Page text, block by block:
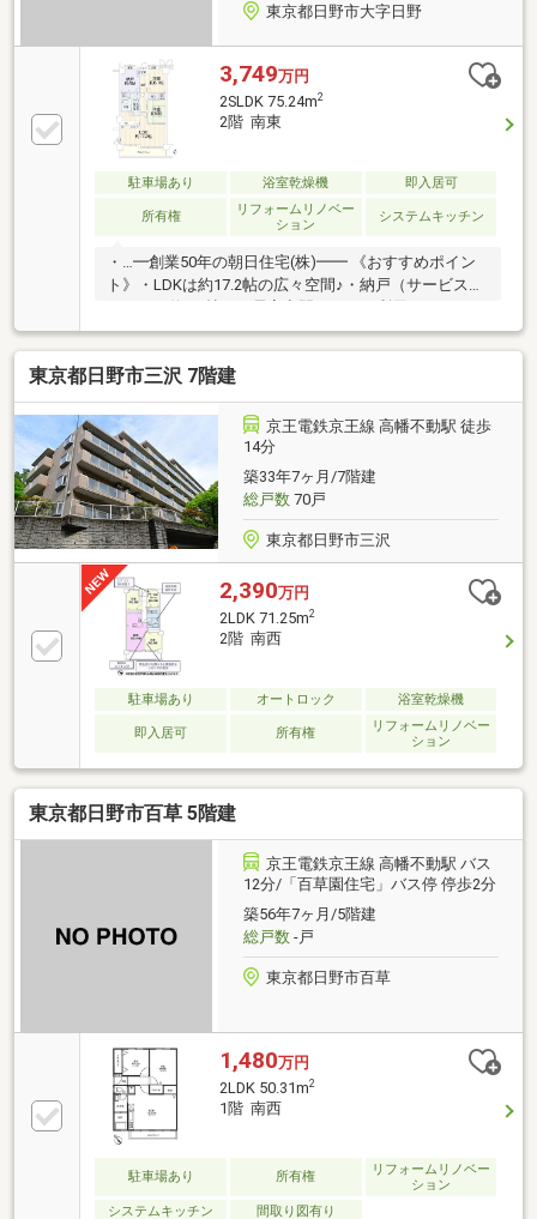
東京都日野市大字日野
3,749万円
2SLDK 75.24m2
2階 南東
駐車場あり 浴室乾燥機 即入居可
所有権
リフォームリノベー
ション
システムキッチン
・…━創業50年の朝日住宅(株)━━ 《おすすめポイン
ト》・LDKは約17.2帖の広々空間♪・納戸（サービスル
ーム）は約6.0帖あり居室空間としても利用可・スーパ
ー、コンビニも徒歩圏内で住環境良好♪・対面式のシ
ステムキッチン♪・オートロックありでセキュリティ
面も安心です・ペット飼育可能（細則有り）《2026年
6月リフォーム内容》・システムキッチン ・ユニッ
トバス ・洗面化粧台 ・トイレ・フローリング ・
クロス ・給湯器 ・ハウスクリーニングなど お
気軽にお問い合わせください
♪━━━━━━━━━━━━━・‥…
東京都日野市三沢 7階建
京王電鉄京王線 高幡不動駅 徒歩
14分
築33年7ヶ月/7階建
総戸数70戸
東京都日野市三沢
2,390万円
2LDK 71.25m2
2階 南西
駐車場あり オートロック 浴室乾燥機
即入居可 所有権
リフォームリノベー
ション
東京都日野市百草 5階建
京王電鉄京王線 高幡不動駅 バス
12分/「百草園住宅」バス停 停歩2分
築56年7ヶ月/5階建
総戸数-戸
東京都日野市百草
1,480万円
2LDK 50.31m2
1階 南西
駐車場あり 所有権
リフォームリノベー
ション
システムキッチン
間取り図有り